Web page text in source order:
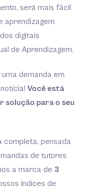
será mais fácil
aprendizagem
digitais
de Aprendizagem.
demanda em
Você está
para o seu
completa, pensada
de tutores
a marca de 3
índices de